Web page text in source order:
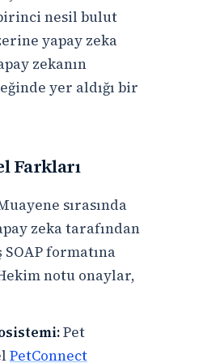
nesil bulut
yapay zeka
zekanın
yer aldığı bir
Farkları
sırasında
zeka tarafından
SOAP formatına
notu onaylar,
Pet
PetConnect